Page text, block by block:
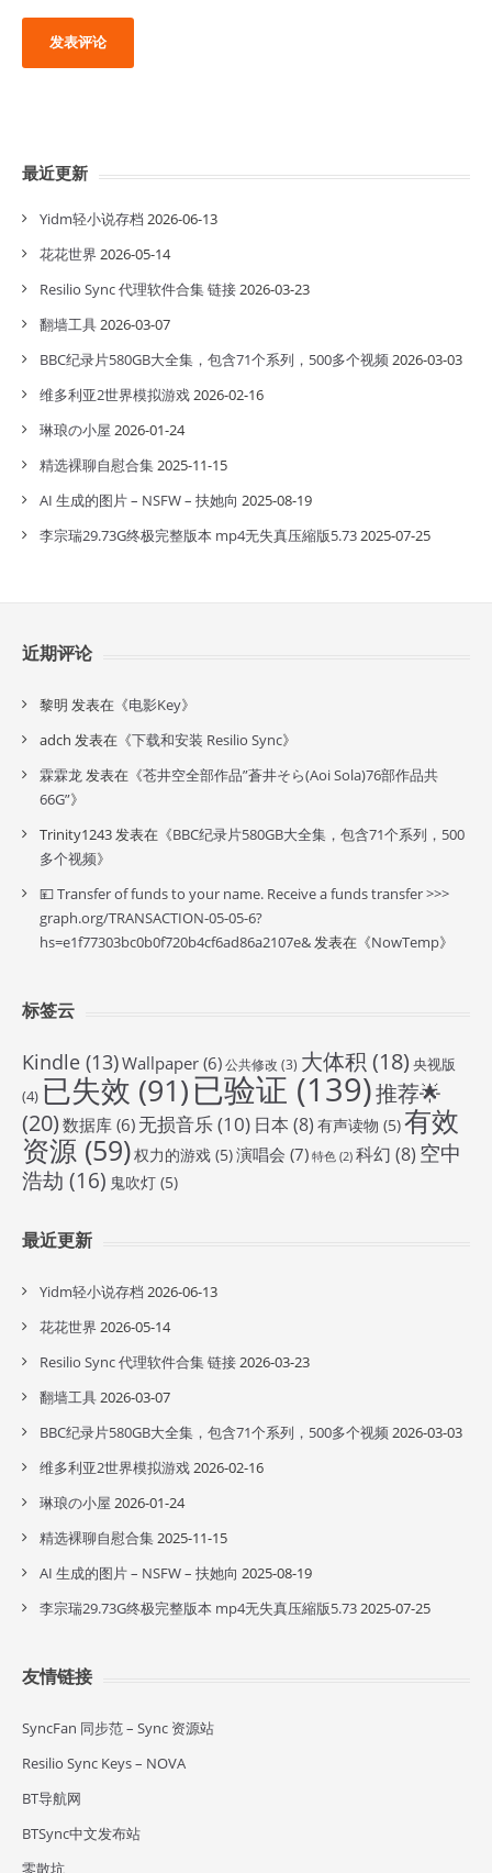
最近更新
Yidm轻小说存档 2026-06-13
花花世界 2026-05-14
Resilio Sync 代理软件合集 链接2026-03-23
翻墙工具2026-03-07
BBC纪录片580GB大全集，包含71个系列，500多个视频2026-03-03
维多利亚2世界模拟游戏2026-02-16
琳琅の小屋 2026-01-24
精选裸聊自慰合集2025-11-15
AI 生成的图片 – NSFW – 扶她向 2025-08-19
李宗瑞29.73G终极完整版本 mp4无失真压縮版5.732025-07-25
近期评论
黎明 发表在《电影Key》
adch 发表在《下载和安装 Resilio Sync》
霖霖龙发表在《苍井空全部作品”蒼井そら(Aoi Sola)76部作品共
66G”》
Trinity1243发表在《BBC纪录片580GB大全集，包含71个系列，500
多个视频》
💴 Transfer of funds to your name. Receive a funds transfer >>>
graph.org/TRANSACTION-05-05-6?
hs=e1f77303bc0b0f720b4cf6ad86a2107e&发表在《NowTemp》
标签云
Kindle (13)Wallpaper (6)公共修改 (3) 大体积 (18) 央视版
(4) 已失效 (91)已验证 (139)推荐🌟
(20) 数据库 (6) 无损音乐(10) 日本 (8) 有声读物 (5)有效
资源 (59)权力的游戏 (5)演唱会 (7) 特色 (2) 科幻 (8) 空中
浩劫 (16) 鬼吹灯 (5)
最近更新
Yidm轻小说存档 2026-06-13
花花世界 2026-05-14
Resilio Sync 代理软件合集 链接2026-03-23
翻墙工具2026-03-07
BBC纪录片580GB大全集，包含71个系列，500多个视频2026-03-03
维多利亚2世界模拟游戏2026-02-16
琳琅の小屋 2026-01-24
精选裸聊自慰合集2025-11-15
AI 生成的图片 – NSFW – 扶她向 2025-08-19
李宗瑞29.73G终极完整版本 mp4无失真压縮版5.732025-07-25
友情链接
SyncFan 同步范 – Sync 资源站
Resilio Sync Keys – NOVA
BT导航网
BTSync中文发布站
零散坑